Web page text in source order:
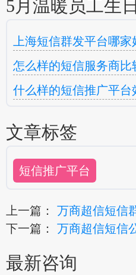
5月温暖员工生
上海短信群发平台哪
怎么样的短信服务商
什么样的短信推广平
文章标签
短信推广平台
上一篇： 万商超信短信
下一篇： 万商超信短信
最新咨询